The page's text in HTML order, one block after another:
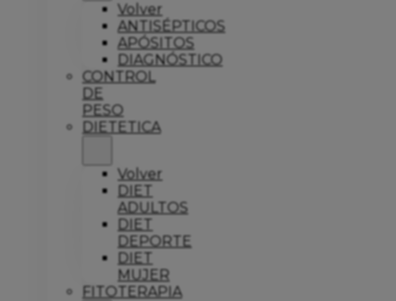
Volver
ANTISÉPTICOS
APÓSITOS
DIAGNÓSTICO
CONTROL
DE
PESO
DIETETICA
Volver
DIET
ADULTOS
DIET
DEPORTE
DIET
MUJER
FITOTERAPIA